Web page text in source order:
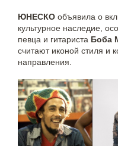
ЮНЕСКО объявила о
культурное наследие,
певца и гитариста Боба
считают иконой стиля и
направления.